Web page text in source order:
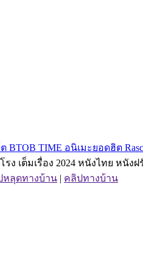
TIME อนิเมะยอดฮิต
ง เต็มเรื่อง 2024 หนังไทย หนั
หลุดทางบ้าน | คลิปทางบ้าน